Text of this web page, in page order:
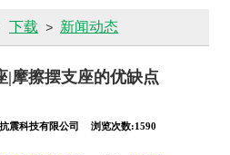
下载 > 新闻动态
|摩擦摆支座的优缺点
震科技有限公司 浏览次数:1590